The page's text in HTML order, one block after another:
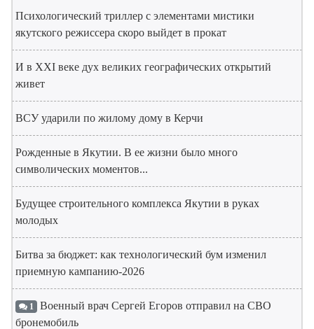
Психологический триллер с элементами мистики
якутского режиссера скоро выйдет в прокат
И в XXI веке дух великих географических открытий
живет
ВСУ ударили по жилому дому в Керчи
Рожденные в Якутии. В ее жизни было много
символических моментов...
Будущее строительного комплекса Якутии в руках
молодых
Битва за бюджет: как технологический бум изменил
приемную кампанию-2026
1 Военный врач Сергей Егоров отправил на СВО
бронемобиль